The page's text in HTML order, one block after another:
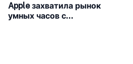
Apple захватила рынок
умных часов с